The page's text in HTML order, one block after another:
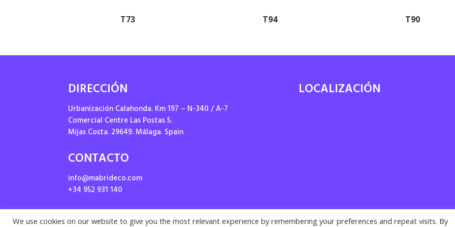
T73 T94 T90
DIRECCIÓN
Urbanización Calahonda. Km 197 – N-340 / A-7
Comercial Centre Las Postas 5.
Mijas Costa. 29649. Málaga. Spain
CONTACTO
info@mabrideco.com
+34 952 931 140
LOCALIZACIÓN
We use cookies on our website to give you the most relevant experience by remembering your preferences and repeat visits. By